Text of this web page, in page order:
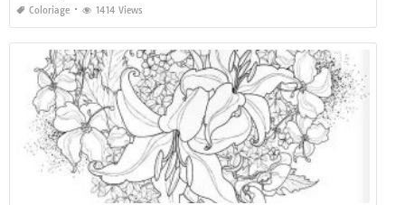
Coloriage 1414 Views